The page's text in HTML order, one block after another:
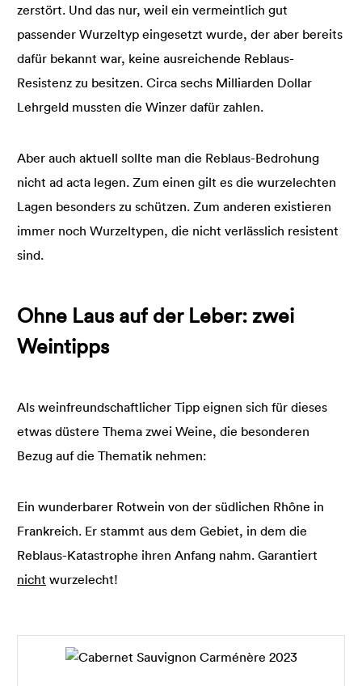
zerstört. Und das nur, weil ein vermeintlich gut
passender Wurzeltyp eingesetzt wurde, der aber bereits
dafür bekannt war, keine ausreichende Reblaus-
Resistenz zu besitzen. Circa sechs Milliarden Dollar
Lehrgeld mussten die Winzer dafür zahlen.
Aber auch aktuell sollte man die Reblaus-Bedrohung
nicht ad acta legen. Zum einen gilt es die wurzelechten
Lagen besonders zu schützen. Zum anderen existieren
immer noch Wurzeltypen, die nicht verlässlich resistent
sind.
Ohne Laus auf der Leber: zwei
Weintipps
Als weinfreundschaftlicher Tipp eignen sich für dieses
etwas düstere Thema zwei Weine, die besonderen
Bezug auf die Thematik nehmen:
Ein wunderbarer Rotwein von der südlichen Rhône in
Frankreich. Er stammt aus dem Gebiet, in dem die
Reblaus-Katastrophe ihren Anfang nahm. Garantiert
nicht wurzelecht!